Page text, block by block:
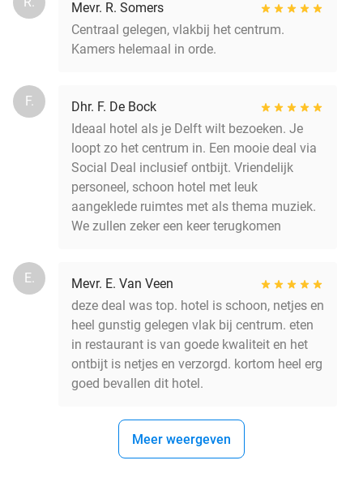
Mevr. R. Somers
Centraal gelegen, vlakbij het centrum.
Kamers helemaal in orde.
F.
Dhr. F. De Bock
Ideaal hotel als je Delft wilt bezoeken. Je
loopt zo het centrum in. Een mooie deal via
Social Deal inclusief ontbijt. Vriendelijk
personeel, schoon hotel met leuk
aangeklede ruimtes met als thema muziek.
We zullen zeker een keer terugkomen
E.
Mevr. E. Van Veen
deze deal was top. hotel is schoon, netjes en
heel gunstig gelegen vlak bij centrum. eten
in restaurant is van goede kwaliteit en het
ontbijt is netjes en verzorgd. kortom heel erg
goed bevallen dit hotel.
Meer weergeven